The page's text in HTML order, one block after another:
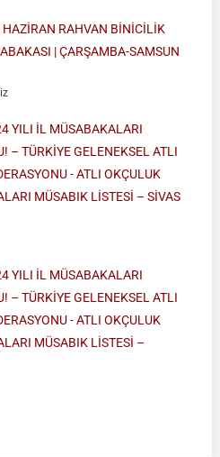
HAZİRAN RAHVAN BİNİCİLİK
| ÇARŞAMBA-SAMSUN
YILI İL MÜSABAKALARI
– TÜRKİYE GELENEKSEL ATLI
-ATLI OKÇULUK
MÜSABIK LİSTESİ – SİVAS
YILI İL MÜSABAKALARI
– TÜRKİYE GELENEKSEL ATLI
-ATLI OKÇULUK
MÜSABIK LİSTESİ –